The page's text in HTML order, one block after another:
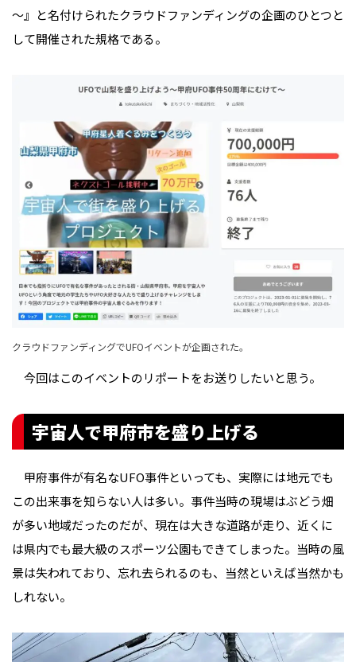
～』と名付けられたクラウドファンディングの企画のひとつと
して開催された規格である。
クラウドファンディングでUFOイベントが企画された。
今回はこのイベントのリポートをお送りしたいと思う。
宇宙人で甲府市を盛り上げる
甲府事件が有名なUFO事件といっても、実際には地元でも
この出来事を知らない人は多い。事件当時の現場はぶどう畑
が多い地域だったのだが、現在は大きな道路が走り、近くに
は県内でも最大級のスポーツ公園もできてしまった。当時の風
景は失われており、忘れ去られるのも、当然といえば当然かも
しれない。